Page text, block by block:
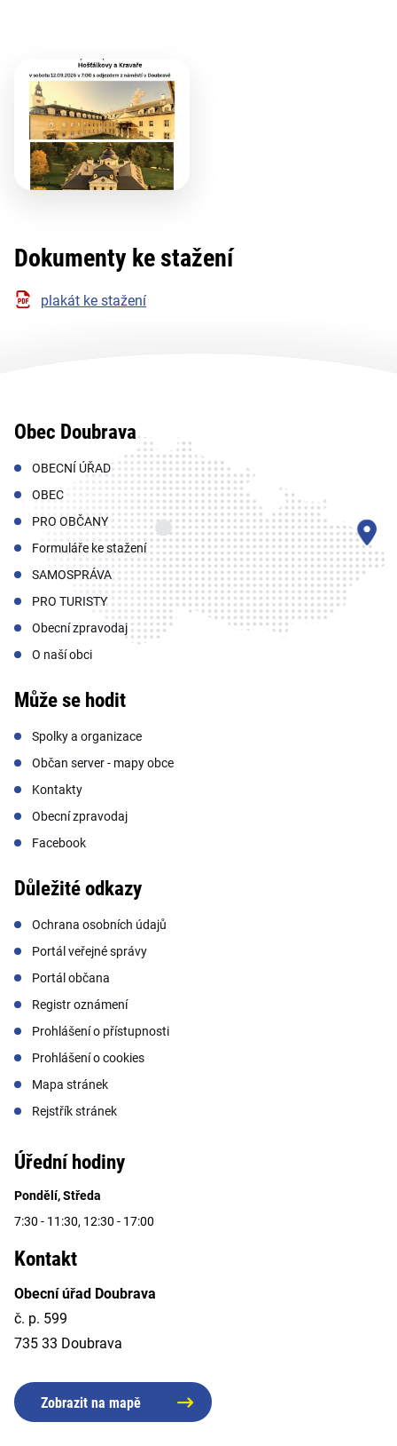
Dokumenty ke stažení
plakát ke stažení
Obec Doubrava
OBECNÍ ÚŘAD
OBEC
PRO OBČANY
Formuláře ke stažení
SAMOSPRÁVA
PRO TURISTY
Obecní zpravodaj
O naší obci
Může se hodit
Spolky a organizace
Občan server - mapy obce
Kontakty
Obecní zpravodaj
Facebook
Důležité odkazy
Ochrana osobních údajů
Portál veřejné správy
Portál občana
Registr oznámení
Prohlášení o přístupnosti
Prohlášení o cookies
Mapa stránek
Rejstřík stránek
Úřední hodiny
Pondělí, Středa
7:30 - 11:30, 12:30 - 17:00
Kontakt
Obecní úřad Doubrava
č. p. 599
735 33 Doubrava
Zobrazit na mapě